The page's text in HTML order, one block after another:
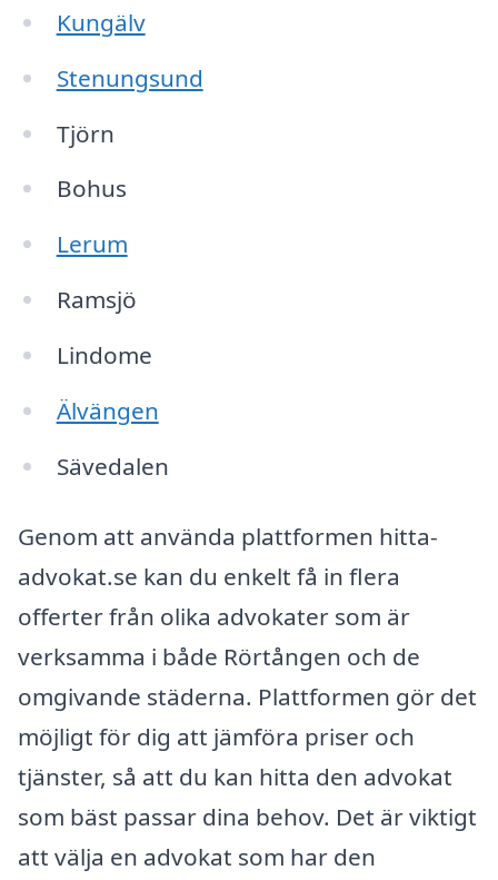
Kungälv
Stenungsund
Tjörn
Bohus
Lerum
Ramsjö
Lindome
Älvängen
Sävedalen
Genom att använda plattformen hitta-
advokat.se kan du enkelt få in flera
offerter från olika advokater som är
verksamma i både Rörtången och de
omgivande städerna. Plattformen gör det
möjligt för dig att jämföra priser och
tjänster, så att du kan hitta den advokat
som bäst passar dina behov. Det är viktigt
att välja en advokat som har den